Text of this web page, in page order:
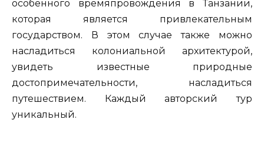
особенного времяпровождения в Танзании,
которая является привлекательным
государством. В этом случае также можно
насладиться колониальной архитектурой,
увидеть известные природные
достопримечательности, насладиться
путешествием. Каждый авторский тур
уникальный.